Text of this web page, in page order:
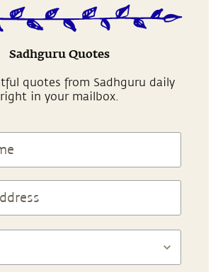
Sadhguru Quotes
quotes from Sadhguru daily
right in your mailbox.